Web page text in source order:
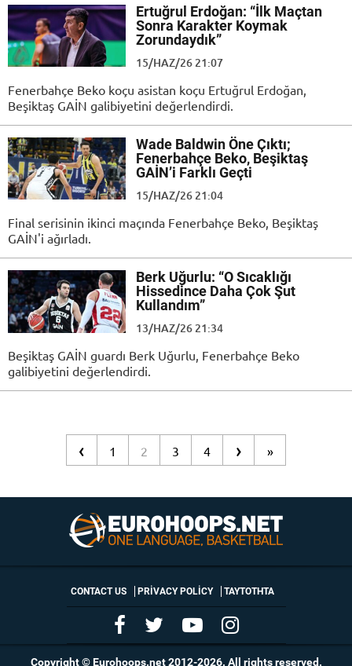
Ertuğrul Erdoğan: “İlk Maçtan
Sonra Karakter Koymak
Zorundaydık”
15/HAZ/26 21:07
Fenerbahçe Beko koçu asistan koçu Ertuğrul Erdoğan,
Beşiktaş GAİN galibiyetini değerlendirdi.
Wade Baldwin Öne Çıktı;
Fenerbahçe Beko, Beşiktaş
GAİN’i Farklı Geçti
15/HAZ/26 21:04
Final serisinin ikinci maçında Fenerbahçe Beko, Beşiktaş
GAİN'i ağırladı.
Berk Uğurlu: “O Sıcaklığı
Hissedince Daha Çok Şut
Kullandım”
13/HAZ/26 21:34
Beşiktaş GAİN guardı Berk Uğurlu, Fenerbahçe Beko
galibiyetini değerlendirdi.
‹ 1 2 3 4 › »
CONTACT US PRIVACY POLICY ΤΑΥΤΟΤΗΤΑ
Copyright © Eurohoops.net 2012-2026. All rights reserved.